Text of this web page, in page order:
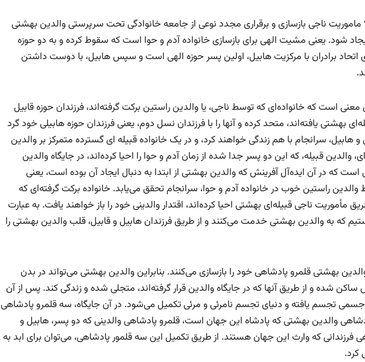
ناجی بازسازی و برقراری مجدد نوعی از جامعه خانوادگی تحت سرپرستی والدین بهشتی
شود. یعنی مشیت الهی برای بازسازی خانواده آدم و حوا است که سقوط کرده و به دو حوزه
اتحاد برادران با مرکزیت هابیل، اولین پسر حوزه الهی است و سپس هابیل، با دوست داشتن
معنی است که خانواده‌ای که توسط ناجی، یا والدین راستین برکت گرفته‌اند، فرزندان حوزه قابیل
بهشتی یافته‌اند، متحد کرده و آنها را با فرزندان نسل دوم، یعنی فرزندان حوزه هابیلی خود گرد
و هابیل، سرانجام با هم زندگی خواهند کرد، و در یک خانواده قبیله ای گسترده متمرکز بر والدین
قبیله، که این دو پسر جدا شده از زمان آدم و حوا را احیا کرده‌اند، در جایگاه والدین
است که در آن ایده‌آل آفرینش که والدین بهشتی از ابتدا به دنبال ایجاد آن بوده است، یعنی
راستین خوب در خانواده آدم و حوا، سرانجام تحقق می‌یابد. خانواده‌ برکت گرفته‌ای که
مأموریت ناجی قبیله‌ای بهشتی احیا کرده‌اند، اقتدار والدینی خود را باز خواهند یافت. به عبارت
که به والدین بهشتی خدمت می‌کنند و از طریق فرزندان هابیل و قابیل، قلب والدین بهشتی را
بهشتی قلمرو پادشاهی خود را بازسازی می‌کنند. بنابراین والدین بهشتی می‌تواند در بدن
شده و از طریق آنها که در جایگاه والدین قرار گرفته‌اند، متجلی شده و زندگی کند. پس از آن
تجسم یافته و دنیای تجسم نامرئی و مرئی تکمیل می‌شود. در آن جایگاه، سه قلمرو پادشاهی
والدین بهشتی که پادشاه این جهان است، قلمرو پادشاهی والدینی که دو پسر، هابیل و
فرزندانی که وارث این جهان هستند. از طریق تکمیل این سه قلمور پادشاهی، می‌توان برای ابد به
کرد.